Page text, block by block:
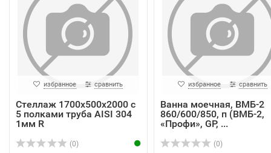
избранное сравнить
Стеллаж 1700х500х2000 с
5 полками труба AISI 304
1мм R
(0)
избранное сравнить
Ванна моечная, ВМБ-2
860/600/850, п (ВМБ-2,
«Профи», GP, ...
(0)